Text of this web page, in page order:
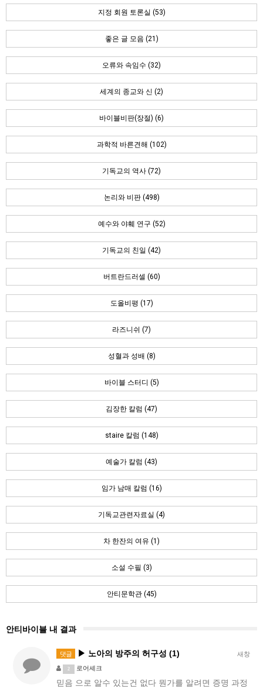
지정 회원 토론실 (53)
좋은 글 모음 (21)
오류와 속임수 (32)
세계의 종교와 신 (2)
바이블비판(장절) (6)
과학적 바른견해 (102)
기독교의 역사 (72)
논리와 비판 (498)
예수와 야훼 연구 (52)
기독교의 친일 (42)
버트란드러셀 (60)
도올비평 (17)
라즈니쉬 (7)
성혈과 성배 (8)
바이블 스터디 (5)
김장한 칼럼 (47)
staire 칼럼 (148)
예술가 칼럼 (43)
임가 남매 칼럼 (16)
기독교관련자료실 (4)
차 한잔의 여유 (1)
소설 수필 (3)
안티문학관 (45)
안티바이블 내 결과
새창
댓글 ▶ 노아의 방주의 허구성 (1)
2 로어셰크
믿음 으로 알수 있는건 없다 뭔가를 알려면 증명 과정